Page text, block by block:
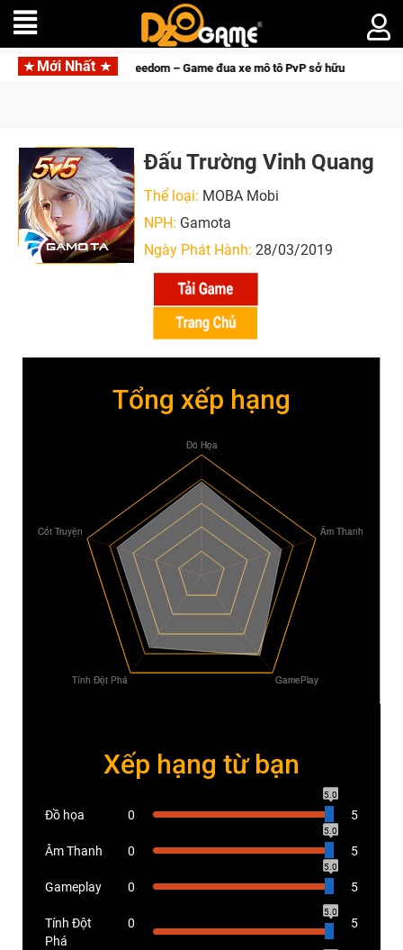
Mới Nhất
đua xe mô tô PvP sở hữu vật lý siêu thực CFVL 2026
Đấu Trường Vinh Quang
Thể loại: MOBA Mobi
NPH: Gamota
Ngày Phát Hành: 28/03/2019
Tổng xếp hạng
Xếp hạng từ bạn
Đồ họa 0
5.0
5
Âm Thanh 0
5.0
5
Gameplay 0
5.0
5
Tính Đột
Phá
0
5.0
5